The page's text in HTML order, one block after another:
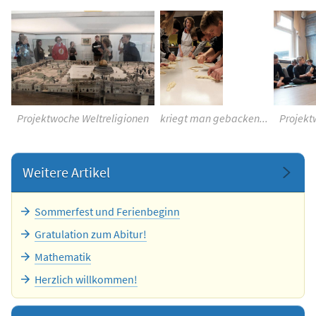
Projektwoche Weltreligionen kriegt man gebacken...
Weitere Artikel
Sommerfest und Ferienbeginn
Gratulation zum Abitur!
Mathematik
Herzlich willkommen!